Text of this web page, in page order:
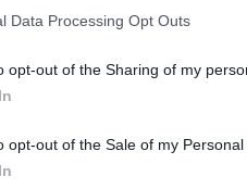
Data Processing Opt Outs
opt-out of the Sharing of my
opt-out of the Sale of my Personal
14-es,
A februári posztolás óta a
ért el.
azt az üzenetet